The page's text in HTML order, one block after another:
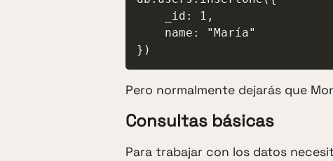
})
Pero normalmente dejarás que
Consultas básicas
Para trabajar con los datos